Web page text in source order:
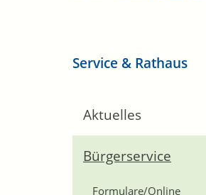
Service & Rathaus
Aktuelles
Bürgerservice
Formulare/Online